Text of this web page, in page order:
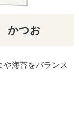
かつお
や海苔をバランス